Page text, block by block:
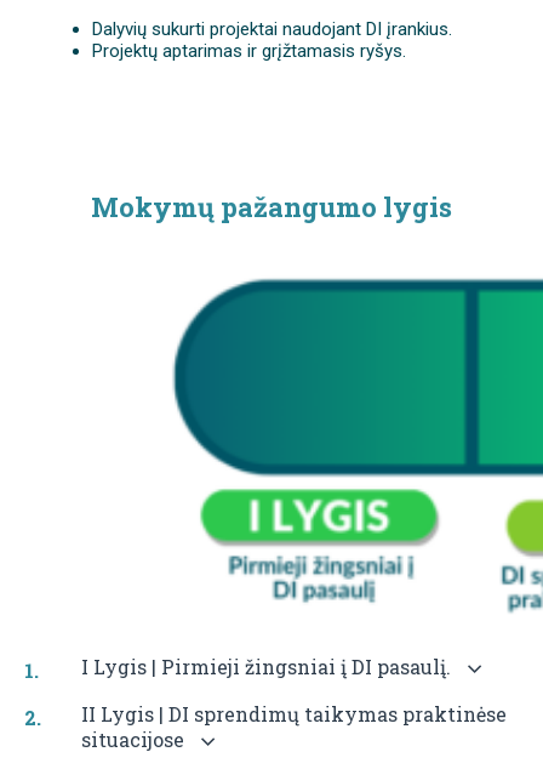
Dalyvių sukurti projektai naudojant DI įrankius.
Projektų aptarimas ir grįžtamasis ryšys.
Mokymų pažangumo lygis
I Lygis | Pirmieji žingsniai į DI pasaulį.
II Lygis | DI sprendimų taikymas praktinėse
situacijose